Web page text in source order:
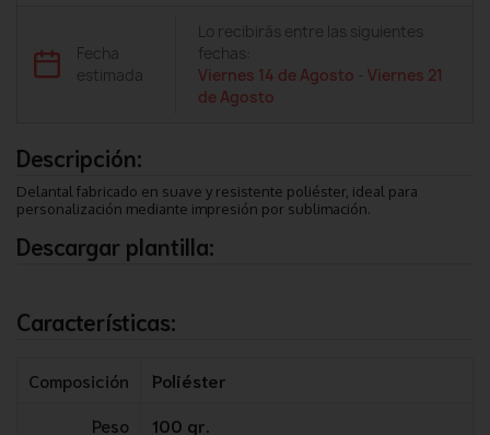
Fecha
estimada
Lo recibirás entre las siguientes
fechas:
Viernes 14 de Agosto -Viernes 21
de Agosto
Descripción:
Delantal fabricado en suave y resistente poliéster, ideal para
personalización mediante impresión por sublimación.
Descargar plantilla:
Características:
Composición
Poliéster
Peso
100 gr.